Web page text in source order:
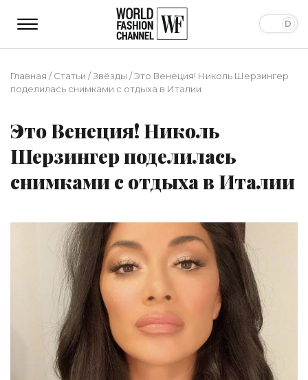
Главная /Статьи /Звёзды /Это Венеция! Николь Шерзингер
поделилась снимками с отдыха в Италии
Это Венеция! Николь
Шерзингер поделилась
снимками с отдыха в Италии